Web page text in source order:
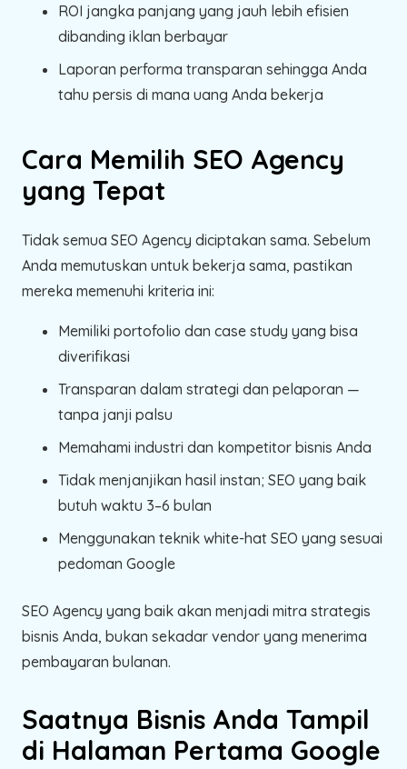
ROI jangka panjang yang jauh lebih efisien
dibanding iklan berbayar
Laporan performa transparan sehingga Anda
tahu persis di mana uang Anda bekerja
Cara Memilih SEO Agency
yang Tepat
Tidak semua SEO Agency diciptakan sama. Sebelum
Anda memutuskan untuk bekerja sama, pastikan
mereka memenuhi kriteria ini:
Memiliki portofolio dan case study yang bisa
diverifikasi
Transparan dalam strategi dan pelaporan —
tanpa janji palsu
Memahami industri dan kompetitor bisnis Anda
Tidak menjanjikan hasil instan; SEO yang baik
butuh waktu 3–6 bulan
Menggunakan teknik white-hat SEO yang sesuai
pedoman Google
SEO Agency yang baik akan menjadi mitra strategis
bisnis Anda, bukan sekadar vendor yang menerima
pembayaran bulanan.
Saatnya Bisnis Anda Tampil
di Halaman Pertama Google